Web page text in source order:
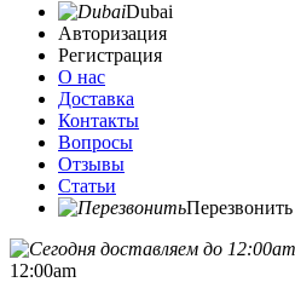
Dubai
Авторизация
Регистрация
О нас
Доставка
Контакты
Вопросы
Отзывы
Статьи
Перезвонить
12:00am